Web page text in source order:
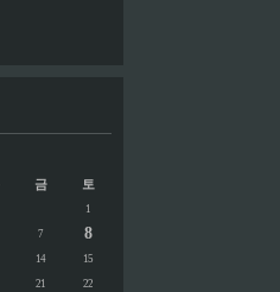
금 토
1
7 8
14 15
21 22